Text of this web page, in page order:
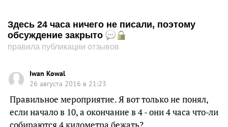
Здесь 24 часа ничего не писали, поэтому
обсуждение закрыто
правила публикации отзывов
Iwan Kowal
26 августа 2016 в 21:23
Правильное мероприятие. Я вот только не понял,
если начало в 10, а окончание в 4 - они 4 часа что-ли
собираются 4 километра бежать?